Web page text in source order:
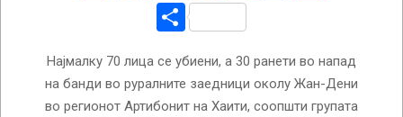
Share
Најмалку 70 лица се убиени, а 30 ранети во напад
на банди во руралните заедници околу Жан-Дени
во регионот Артибонит на Хаити, соопшти групата